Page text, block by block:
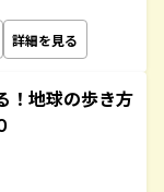
詳細を見る
！地球の歩き方